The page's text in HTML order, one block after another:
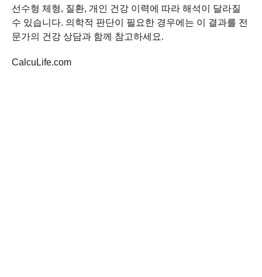
선수형 체형, 질환, 개인 건강 이력에 따라 해석이 달라질
수 있습니다. 의학적 판단이 필요한 경우에는 이 결과를 전
문가의 건강 상담과 함께 참고하세요.
CalcuLife.com